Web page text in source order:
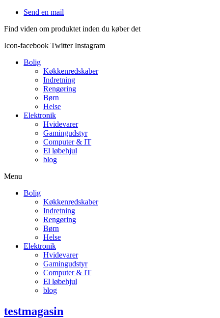
Videre
indhold
Send en mail
Find viden om produktet inden du køber det
Icon-facebook Twitter Instagram
Bolig
Køkkenredskaber
Indretning
Rengøring
Børn
Helse
Elektronik
Hvidevarer
Gamingudstyr
Computer & IT
El løbehjul
blog
Menu
Bolig
Køkkenredskaber
Indretning
Rengøring
Børn
Helse
Elektronik
Hvidevarer
Gamingudstyr
Computer & IT
El løbehjul
blog
testmagasin